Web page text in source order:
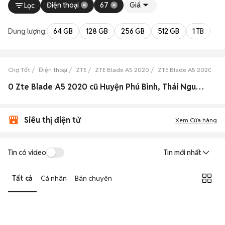
Lọc Điện thoại 67 Giá
Dung lượng: 64 GB 128 GB 256 GB 512 GB 1 TB
Chợ Tốt Điện thoại ZTE ZTE Blade A5 2020 ZTE Blade A5 2020
0 Zte Blade A5 2020 cũ Huyện Phú Bình, Thái Nguyên đẹp
Siêu thị điện tử Xem Cửa hàng
Tin có video Tin mới nhất
Tất cả Cá nhân Bán chuyên